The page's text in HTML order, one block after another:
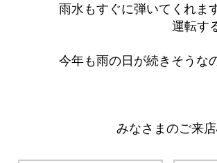
雨水もすぐに弾いてくれま
運転す
今年も雨の日が続きそうな
みなさまのご来